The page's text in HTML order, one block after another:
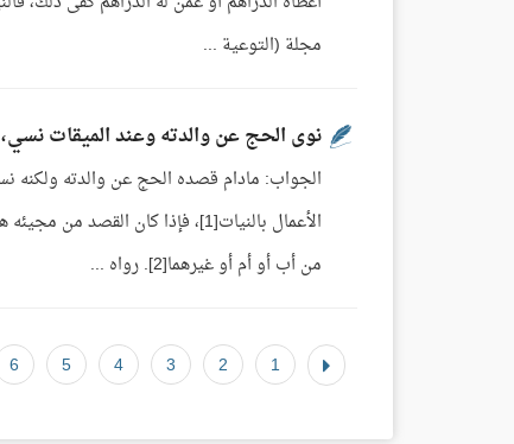
مجلة (التوعية ...
نوى الحج عن والدته وعند الميقات
الجواب: مادام قصده الحج عن والدته ولكنه
الأعمال بالنيات[1]، فإذا كان
من أب أو أم أو غيرهما[2]. رواه ...
1
2
3
4
5
6